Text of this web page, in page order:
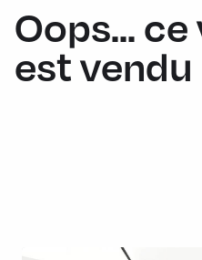
Oops...
est vendu